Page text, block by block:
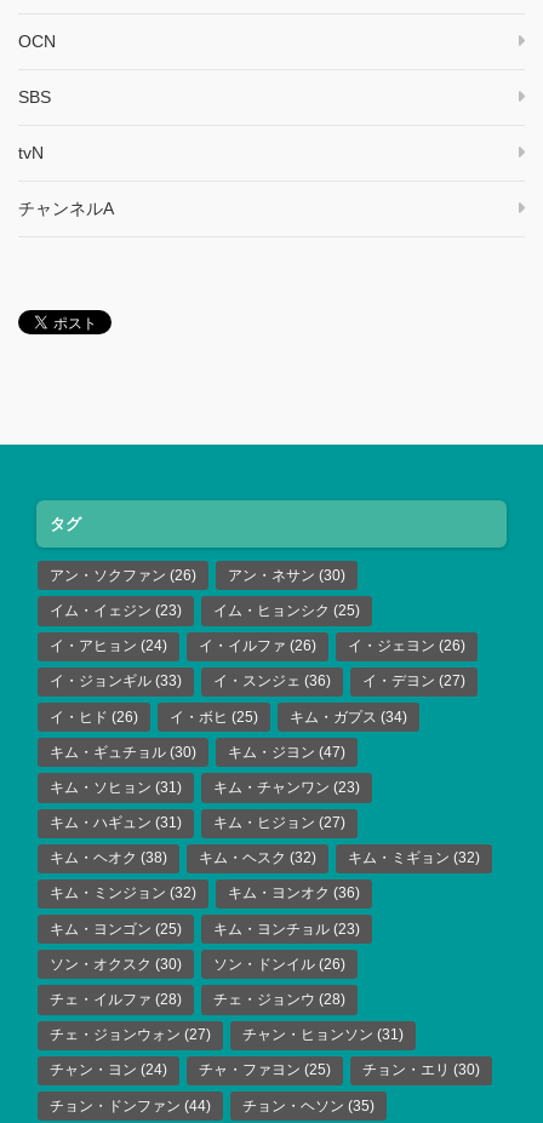
OCN
SBS
tvN
チャンネルA
タグ
アン・ソクファン (26) アン・ネサン (30)
イム・イェジン (23) イム・ヒョンシク (25)
イ・アヒョン (24) イ・イルファ (26) イ・ジェヨン (26)
イ・ジョンギル (33) イ・スンジェ (36) イ・デヨン (27)
イ・ヒド (26) イ・ボヒ (25) キム・ガプス (34)
キム・ギュチョル (30) キム・ジヨン (47)
キム・ソヒョン (31) キム・チャンワン (23)
キム・ハギュン (31) キム・ヒジョン (27)
キム・ヘオク (38) キム・ヘスク (32) キム・ミギョン (32)
キム・ミンジョン (32) キム・ヨンオク (36)
キム・ヨンゴン (25) キム・ヨンチョル (23)
ソン・オクスク (30) ソン・ドンイル (26)
チェ・イルファ (28) チェ・ジョンウ (28)
チェ・ジョンウォン (27) チャン・ヒョンソン (31)
チャン・ヨン (24) チャ・ファヨン (25) チョン・エリ (30)
チョン・ドンファン (44) チョン・ヘソン (35)